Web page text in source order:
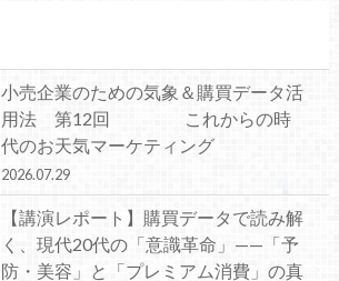
小売企業のための気象＆購買データ活
用法 第12回 これからの時
代のお天気マーケティング
2026.07.29
【講演レポート】購買データで読み解
く、現代20代の「意識革命」——「予
防・美容」と「プレミアム消費」の真